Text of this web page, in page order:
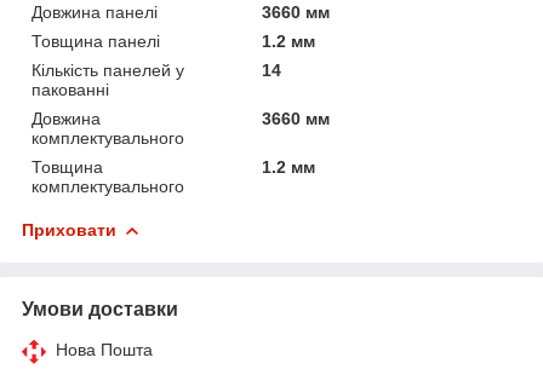
Довжина панелі
3660 мм
Товщина панелі
1.2 мм
Кількість панелей у
пакованні
14
Довжина
комплектувального
3660 мм
Товщина
комплектувального
1.2 мм
Приховати
Умови доставки
Нова Пошта